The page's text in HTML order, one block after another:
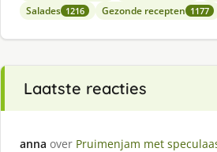
Salades 1216 Gezonde recepten 1177
Laatste reacties
anna over Pruimenjam met